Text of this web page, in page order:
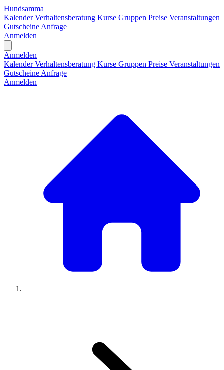
Hundsamma
KalenderVerhaltensberatung Kurse Gruppen Preise Veranstaltungen
Gutscheine Anfrage
Anmelden
Anmelden
KalenderVerhaltensberatung Kurse Gruppen Preise Veranstaltungen
Gutscheine Anfrage
Anmelden